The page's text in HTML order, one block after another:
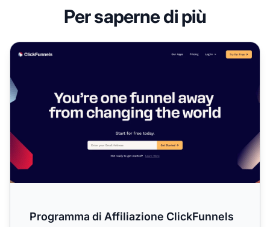
Per saperne di più
Programma di Affiliazione ClickFunnels
Programma di Affiliazione ClickFunnels